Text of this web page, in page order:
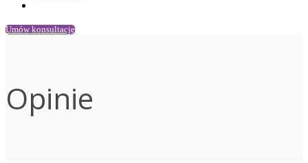
Umów konsultację
Opinie